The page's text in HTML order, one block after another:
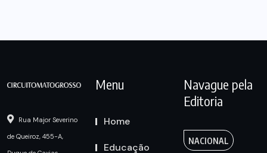
Rua Major Severino
de Queiroz, 455-A,
Menu
Home
Educação
Navague pela
Editoria
NACIONAL